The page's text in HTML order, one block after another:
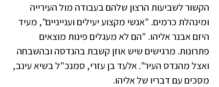
הקשור לשביעות הרצון שלהם בעבודה מול העירייה
ומינהלת כרמים. "אנשי מקצוע יעילים וענייניים", מעיד
היזם אבנר אליהו. "הם לא מעגלים פינות מוצאים
פתרונות. מרגישים שיש אוזן קשבת בהנדסה ובהשבחה
ואצל מהנדס העיר". אלעד בן עזרי, סמנכ"ל בשיא עינב,
מסכים עם דבריו של אליהו.